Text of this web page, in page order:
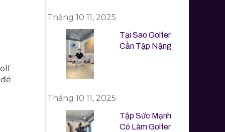
Tháng 10 11, 2025
Tại Sao Golfer
Cần Tập Nặng
Tháng 10 11, 2025
Tập Sức Mạnh
Có Làm Golfer